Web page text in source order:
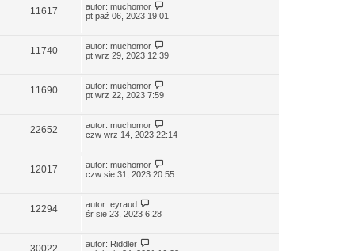
11617 autor: muchomor
pt paź 06, 2023 19:01
11740 autor: muchomor
pt wrz 29, 2023 12:39
11690 autor: muchomor
pt wrz 22, 2023 7:59
22652 autor: muchomor
czw wrz 14, 2023 22:14
12017 autor: muchomor
czw sie 31, 2023 20:55
12294 autor: eyraud
śr sie 23, 2023 6:28
30022 autor: Riddler